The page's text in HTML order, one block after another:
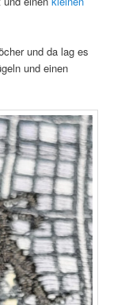
und da lag es
und einen